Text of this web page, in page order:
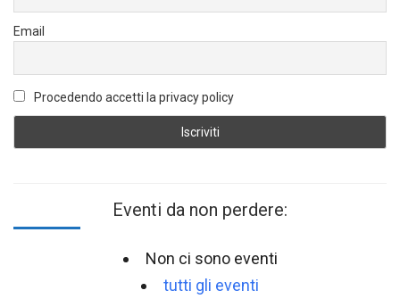
Email
Procedendo accetti la privacy policy
Eventi da non perdere:
Non ci sono eventi
tutti gli eventi